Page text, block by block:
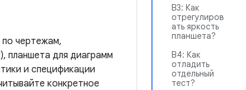
В3: Как
отрегулиров
ать яркость
планшета?
В4: Как
отладить
отдельный
тест?
чертежам,
планшета для диаграмм
и спецификации
конкретное